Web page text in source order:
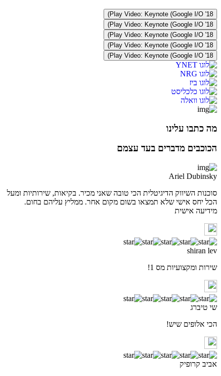
Play Video: Keynote (Google I/O '18)
Play Video: Keynote (Google I/O '18)
Play Video: Keynote (Google I/O '18)
Play Video: Keynote (Google I/O '18)
Play Video: Keynote (Google I/O '18)
מה כתבו עלינו
הכוכבים מדברים בעד עצמם
Ariel Dubinsky
סוכנות השיווק הדיגיטלית הכי טובה שאני מכיר. בקיאות, שירותיות ומעל
הכל יחס אישי שלא תמצאו בשום מקום אחר. ממליץ עליהם בחום.
מידיעה אישית
shiran lev
שירות ומקצועיות מס 1!
שי טיברג
הכי אלופים שיש!
אביב קרופיק